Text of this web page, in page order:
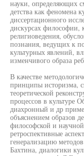
науки, определяющих
детства как феномена
диссертационного
дискурсах философии,
религиоведения,
познания, ведущих к
культурных явлений,
изменчивого образа
В качестве
принципы историзма,
теоретической
процессов в культуре
диахронный и др
объяснением образов
философской и
ретроспективные
генерализацию
Бахтина, диалогики